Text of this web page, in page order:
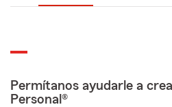
Permítanos ayudarle a
Personal®